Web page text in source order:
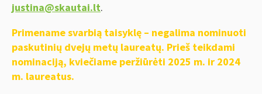
justina@skautai.lt.
Primename svarbią taisyklę – negalima nominuoti
paskutinių dvejų metų laureatų. Prieš teikdami
nominaciją, kviečiame peržiūrėti 2025 m. ir 2024
m. laureatus.